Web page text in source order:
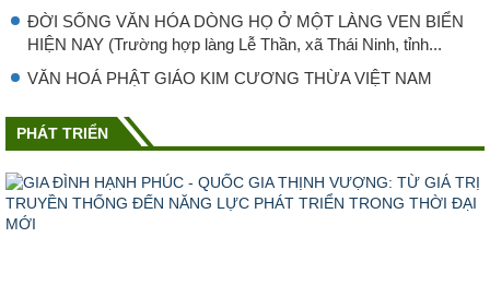
ĐỜI SỐNG VĂN HÓA DÒNG HỌ Ở MỘT LÀNG VEN BIỂN
HIỆN NAY (Trường hợp làng Lễ Thần, xã Thái Ninh, tỉnh...
VĂN HOÁ PHẬT GIÁO KIM CƯƠNG THỪA VIỆT NAM
PHÁT TRIỂN